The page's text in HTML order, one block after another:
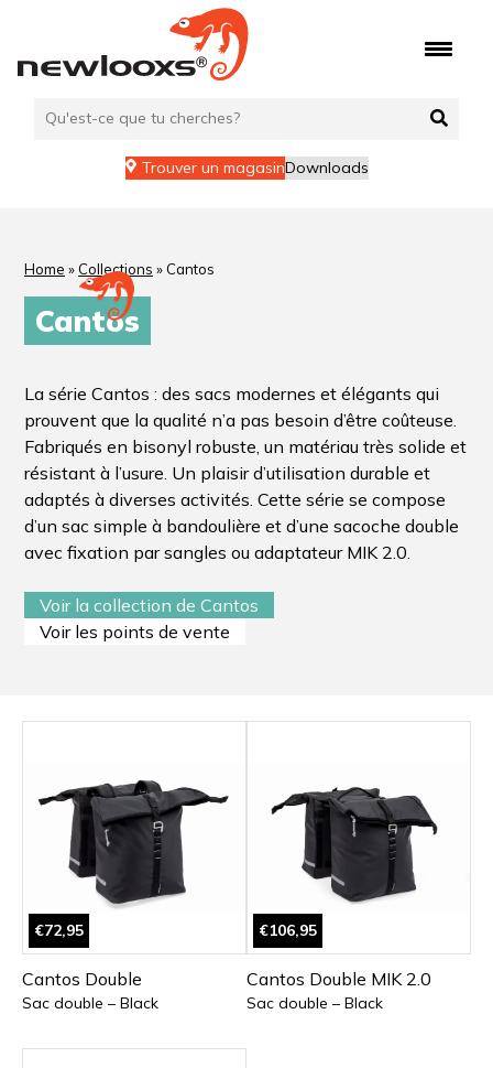
Trouver un magasinDownloads
Home » Collections » Cantos
Cantos
La série Cantos : des sacs modernes et élégants qui
prouvent que la qualité n’a pas besoin d’être coûteuse.
Fabriqués en bisonyl robuste, un matériau très solide et
résistant à l’usure. Un plaisir d’utilisation durable et
adaptés à diverses activités. Cette série se compose
d’un sac simple à bandoulière et d’une sacoche double
avec fixation par sangles ou adaptateur MIK 2.0.
Voir la collection de Cantos
Voir les points de vente
€72,95
Cantos Double
Sac double – Black
€106,95
Cantos Double MIK 2.0
Sac double – Black